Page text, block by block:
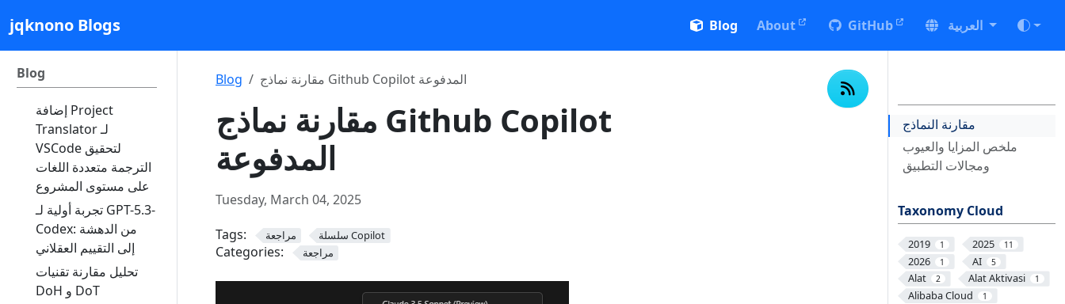
jqknono Blogs Blog About GitHub العربية
Blog
إضافة Project
Translator لـ
VSCode لتحقيق
الترجمة متعددة اللغات
على مستوى المشروع
تجربة أولية لـ GPT-5.3-
Codex: من الدهشة
إلى التقييم العقلاني
تحليل مقارنة تقنيات
DoH و DoT
مقارنة النماذج
ملخص المزايا والعيوب
ومجالات التطبيق
Taxonomy Cloud
2019 1 2025 11
2026 1 AI 5
Alat 2 Alat Aktivasi 1
Alibaba Cloud 1
Blog مقارنة نماذج Github Copilot المدفوعة
مقارنة نماذج Github Copilot
المدفوعة
Tuesday, March 04, 2025
Tags:
مراجعة سلسلة Copilot
Categories: مراجعة